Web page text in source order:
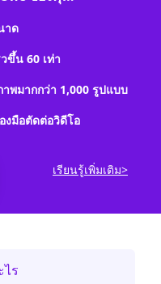
าด
ขึ้น 60 เท่า
พมากกว่า 1,000 รูปแบบ
งมือตัดต่อวิดีโอ
เรียนรู้เพิ่มเติม>
ร